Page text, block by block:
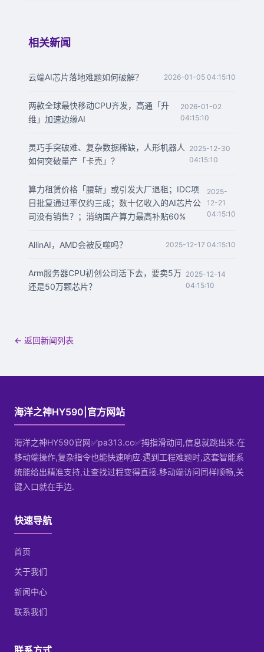
相关新闻
云端AI芯片落地难题如何破解？ 2026-01-05 04:15:10
两款全球最快移动CPU齐发，高通「升
维」加速边缘AI
2026-01-02
04:15:10
灵巧手突破难、复杂数据稀缺，人形机器人
如何突破量产「卡壳」？
2025-12-30
04:15:10
算力租赁价格「腰斩」或引发大厂退租；IDC项
目批复通过率仅约三成；数十亿收入的AI芯片公
司没有销售？；消纳国产算力最高补贴60%
2025-
12-21
04:15:10
AllinAI，AMD会被反噬吗？ 2025-12-17 04:15:10
Arm服务器CPU初创公司活下去，要卖5万
还是50万颗芯片？
2025-12-14
04:15:10
← 返回新闻列表
海洋之神HY590|官方网站
海洋之神HY590官网✅pa313.cc✅拇指滑动间,信息就跳出来.在
移动端操作,复杂指令也能快速响应.遇到工程难题时,这套智能系
统能给出精准支持,让查找过程变得直接.移动端访问同样顺畅,关
键入口就在手边.
快速导航
首页
关于我们
新闻中心
联系我们